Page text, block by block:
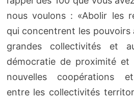
nous voulons : «Abolir les
qui concentrent les pouvoirs
grandes collectivités et
démocratie de proximité
nouvelles coopérations
entre les collectivités